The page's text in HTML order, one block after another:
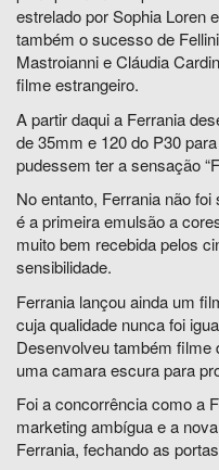
estrelado por Sophia Loren
também o sucesso de
Mastroianni e Cláudia
filme estrangeiro.
A partir daqui a Ferrania
de 35mm e 120 do P30
pudessem ter a sensação
No entanto, Ferrania não
é a primeira emulsão a
muito bem recebida pelos
sensibilidade.
Ferrania lançou ainda um
cuja qualidade nunca foi
Desenvolveu também filme
uma camara escura para
Foi a concorrência como a
marketing ambígua e a
Ferrania, fechando as